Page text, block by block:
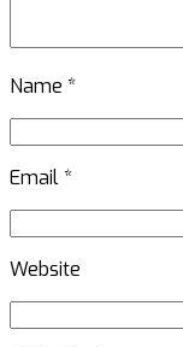
Name *
Email *
Website